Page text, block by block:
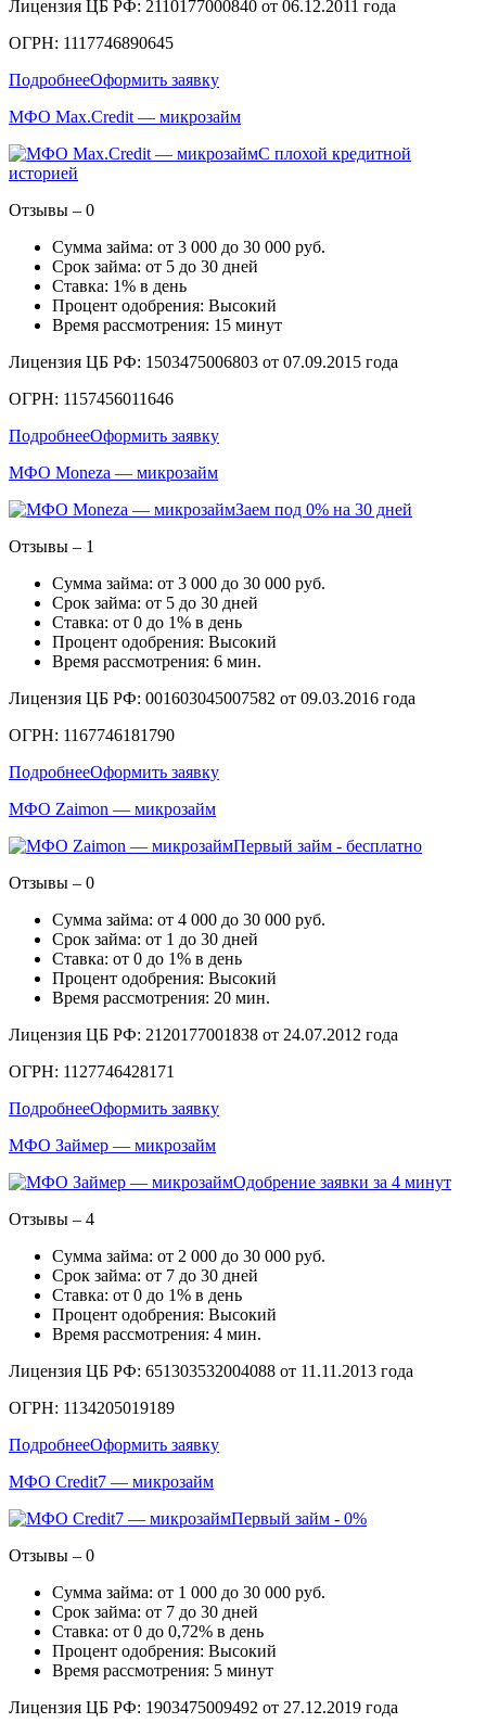
Лицензия ЦБ РФ: 2110177000840 от 06.12.2011 года
ОГРН: 1117746890645
ПодробнееОформить заявку
МФО Max.Credit — микрозайм
С плохой кредитной
историей
Отзывы – 0
Сумма займа: от 3 000 до 30 000 руб.
Срок займа: от 5 до 30 дней
Ставка: 1% в день
Процент одобрения: Высокий
Время рассмотрения: 15 минут
Лицензия ЦБ РФ: 1503475006803 от 07.09.2015 года
ОГРН: 1157456011646
ПодробнееОформить заявку
МФО Moneza — микрозайм
Заем под 0% на 30 дней
Отзывы – 1
Сумма займа: от 3 000 до 30 000 руб.
Срок займа: от 5 до 30 дней
Ставка: от 0 до 1% в день
Процент одобрения: Высокий
Время рассмотрения: 6 мин.
Лицензия ЦБ РФ: 001603045007582 от 09.03.2016 года
ОГРН: 1167746181790
ПодробнееОформить заявку
МФО Zaimon — микрозайм
Первый займ - бесплатно
Отзывы – 0
Сумма займа: от 4 000 до 30 000 руб.
Срок займа: от 1 до 30 дней
Ставка: от 0 до 1% в день
Процент одобрения: Высокий
Время рассмотрения: 20 мин.
Лицензия ЦБ РФ: 2120177001838 от 24.07.2012 года
ОГРН: 1127746428171
ПодробнееОформить заявку
МФО Займер — микрозайм
Одобрение заявки за 4 минут
Отзывы – 4
Сумма займа: от 2 000 до 30 000 руб.
Срок займа: от 7 до 30 дней
Ставка: от 0 до 1% в день
Процент одобрения: Высокий
Время рассмотрения: 4 мин.
Лицензия ЦБ РФ: 651303532004088 от 11.11.2013 года
ОГРН: 1134205019189
ПодробнееОформить заявку
МФО Credit7 — микрозайм
Первый займ - 0%
Отзывы – 0
Сумма займа: от 1 000 до 30 000 руб.
Срок займа: от 7 до 30 дней
Ставка: от 0 до 0,72% в день
Процент одобрения: Высокий
Время рассмотрения: 5 минут
Лицензия ЦБ РФ: 1903475009492 от 27.12.2019 года